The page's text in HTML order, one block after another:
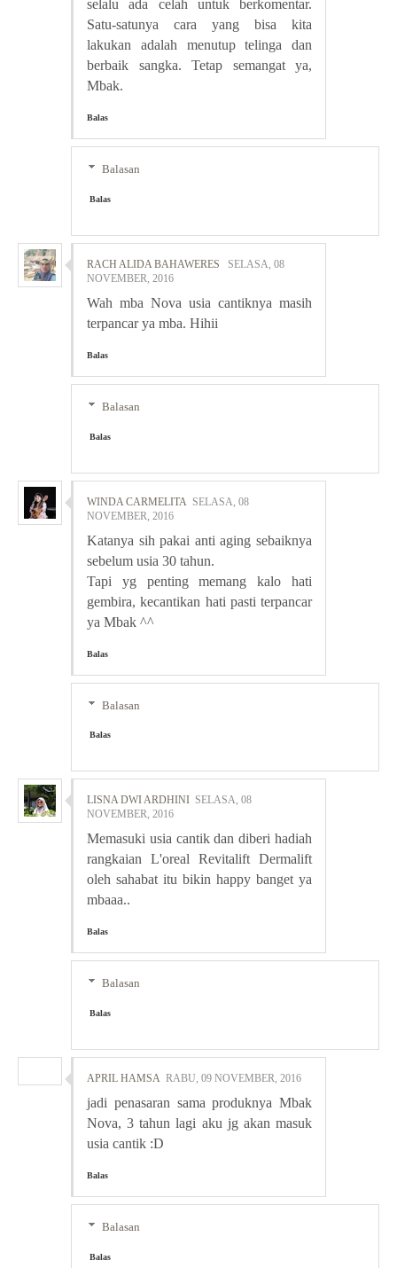
selalu ada celah untuk berkomentar.
Satu-satunya cara yang bisa kita
lakukan adalah menutup telinga dan
berbaik sangka. Tetap semangat ya,
Mbak.
Balas
Balasan
Balas
RACH ALIDA BAHAWERES
SELASA, 08
NOVEMBER, 2016
Wah mba Nova usia cantiknya masih
terpancar ya mba. Hihii
Balas
Balasan
Balas
WINDA CARMELITA SELASA, 08
NOVEMBER, 2016
Katanya sih pakai anti aging sebaiknya
sebelum usia 30 tahun.
Tapi yg penting memang kalo hati
gembira, kecantikan hati pasti terpancar
ya Mbak ^^
Balas
Balasan
Balas
LISNA DWI ARDHINI SELASA, 08
NOVEMBER, 2016
Memasuki usia cantik dan diberi hadiah
rangkaian L'oreal Revitalift Dermalift
oleh sahabat itu bikin happy banget ya
mbaaa..
Balas
Balasan
Balas
APRIL HAMSA RABU, 09 NOVEMBER, 2016
jadi penasaran sama produknya Mbak
Nova, 3 tahun lagi aku jg akan masuk
usia cantik :D
Balas
Balasan
Balas